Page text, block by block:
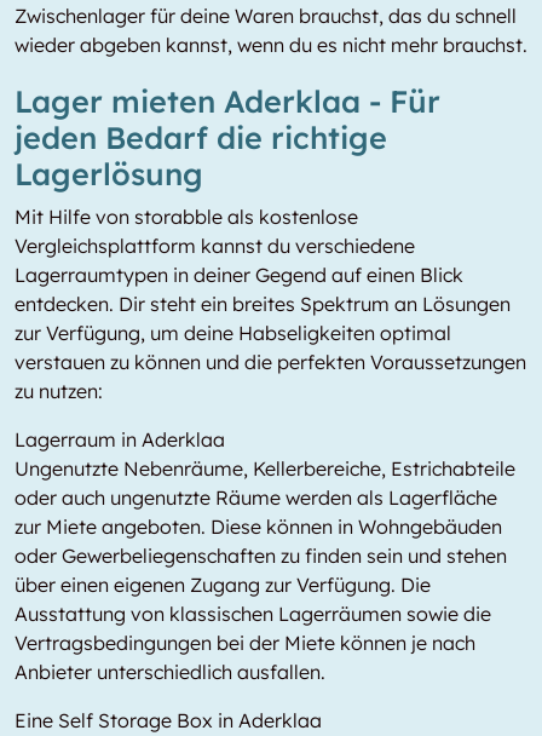
Zwischenlager für deine Waren brauchst, das du schnell
wieder abgeben kannst, wenn du es nicht mehr brauchst.
Lager mieten Aderklaa - Für
jeden Bedarf die richtige
Lagerlösung
Mit Hilfe von storabble als kostenlose
Vergleichsplattform kannst du verschiedene
Lagerraumtypen in deiner Gegend auf einen Blick
entdecken. Dir steht ein breites Spektrum an Lösungen
zur Verfügung, um deine Habseligkeiten optimal
verstauen zu können und die perfekten Voraussetzungen
zu nutzen:
Lagerraum in Aderklaa
Ungenutzte Nebenräume, Kellerbereiche, Estrichabteile
oder auch ungenutzte Räume werden als Lagerfläche
zur Miete angeboten. Diese können in Wohngebäuden
oder Gewerbeliegenschaften zu finden sein und stehen
über einen eigenen Zugang zur Verfügung. Die
Ausstattung von klassischen Lagerräumen sowie die
Vertragsbedingungen bei der Miete können je nach
Anbieter unterschiedlich ausfallen.
Eine Self Storage Box in Aderklaa